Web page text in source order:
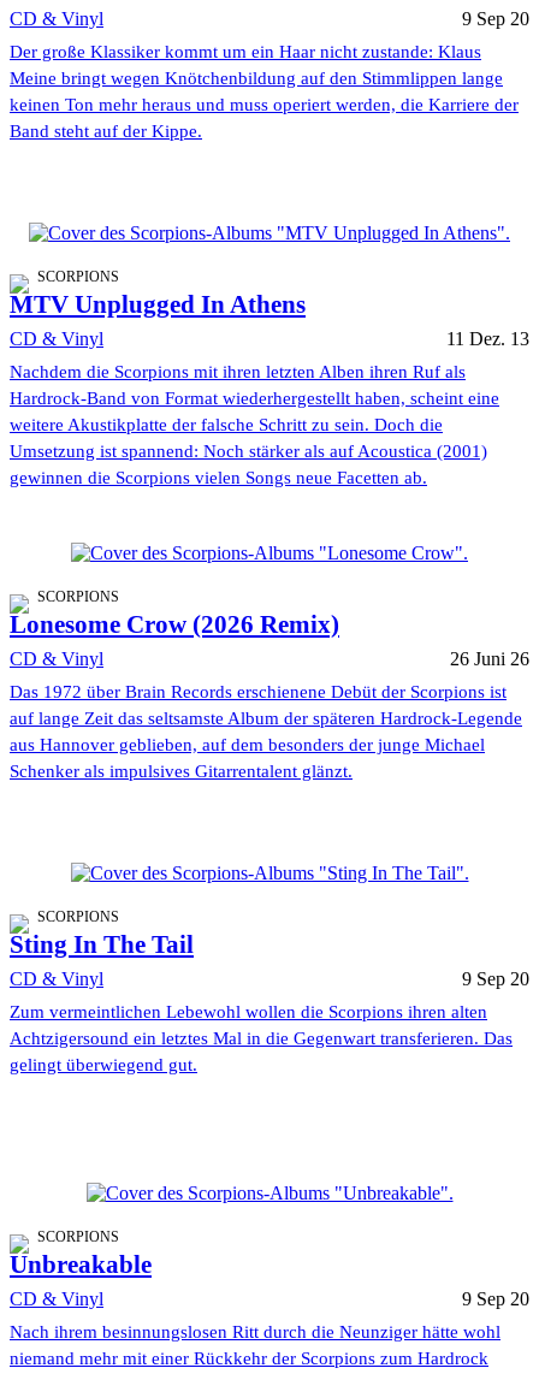
CD & Vinyl 9 Sep 20
Der große Klassiker kommt um ein Haar nicht zustande: Klaus
Meine bringt wegen Knötchenbildung auf den Stimmlippen lange
keinen Ton mehr heraus und muss operiert werden, die Karriere der
Band steht auf der Kippe.
SCORPIONS
MTV Unplugged In Athens
CD & Vinyl 11 Dez. 13
Nachdem die Scorpions mit ihren letzten Alben ihren Ruf als
Hardrock-Band von Format wiederhergestellt haben, scheint eine
weitere Akustikplatte der falsche Schritt zu sein. Doch die
Umsetzung ist spannend: Noch stärker als auf Acoustica (2001)
gewinnen die Scorpions vielen Songs neue Facetten ab.
SCORPIONS
Lonesome Crow (2026 Remix)
CD & Vinyl 26 Juni 26
Das 1972 über Brain Records erschienene Debüt der Scorpions ist
auf lange Zeit das seltsamste Album der späteren Hardrock-Legende
aus Hannover geblieben, auf dem besonders der junge Michael
Schenker als impulsives Gitarrentalent glänzt.
SCORPIONS
Sting In The Tail
CD & Vinyl 9 Sep 20
Zum vermeintlichen Lebewohl wollen die Scorpions ihren alten
Achtzigersound ein letztes Mal in die Gegenwart transferieren. Das
gelingt überwiegend gut.
SCORPIONS
Unbreakable
CD & Vinyl 9 Sep 20
Nach ihrem besinnungslosen Ritt durch die Neunziger hätte wohl
niemand mehr mit einer Rückkehr der Scorpions zum Hardrock